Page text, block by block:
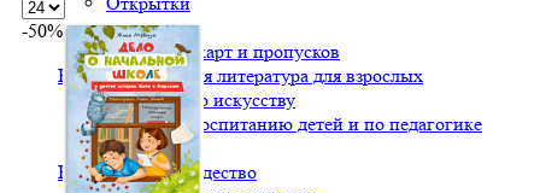
Тетрадки
Чехлы для карт и пропусков
Нехудожественная литература для взрослых
Альбомы по искусству
Книги по воспитанию детей и по педагогике
Кулинария
Новый год и Рождество
-50%